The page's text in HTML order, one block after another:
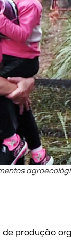
produção